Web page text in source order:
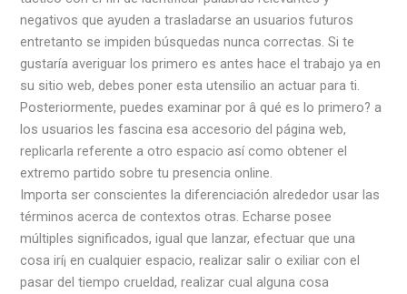
negativos que ayuden a trasladarse an usuarios futuros
entretanto se impiden búsquedas nunca correctas. Si te
gustaría averiguar los primero es antes hace el trabajo ya en
su sitio web, debes poner esta utensilio an actuar para ti.
Posteriormente, puedes examinar por â qué es lo primero? a
los usuarios les fascina esa accesorio del página web,
replicarla referente a otro espacio así­ como obtener el
extremo partido sobre tu presencia online.
Importa ser conscientes la diferenciación alrededor usar las
términos acerca de contextos otras. Echarse posee
múltiples significados, igual que lanzar, efectuar que una
cosa irí¡ en cualquier espacio, realizar salir o exiliar con el
pasar del tiempo crueldad, realizar cual alguna cosa